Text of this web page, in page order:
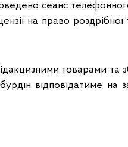
сеанс телефонного
на право роздрібної
товарами та
відповідатиме на